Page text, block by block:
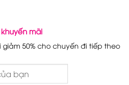
mãi
50% cho chuyến đi tiếp theo